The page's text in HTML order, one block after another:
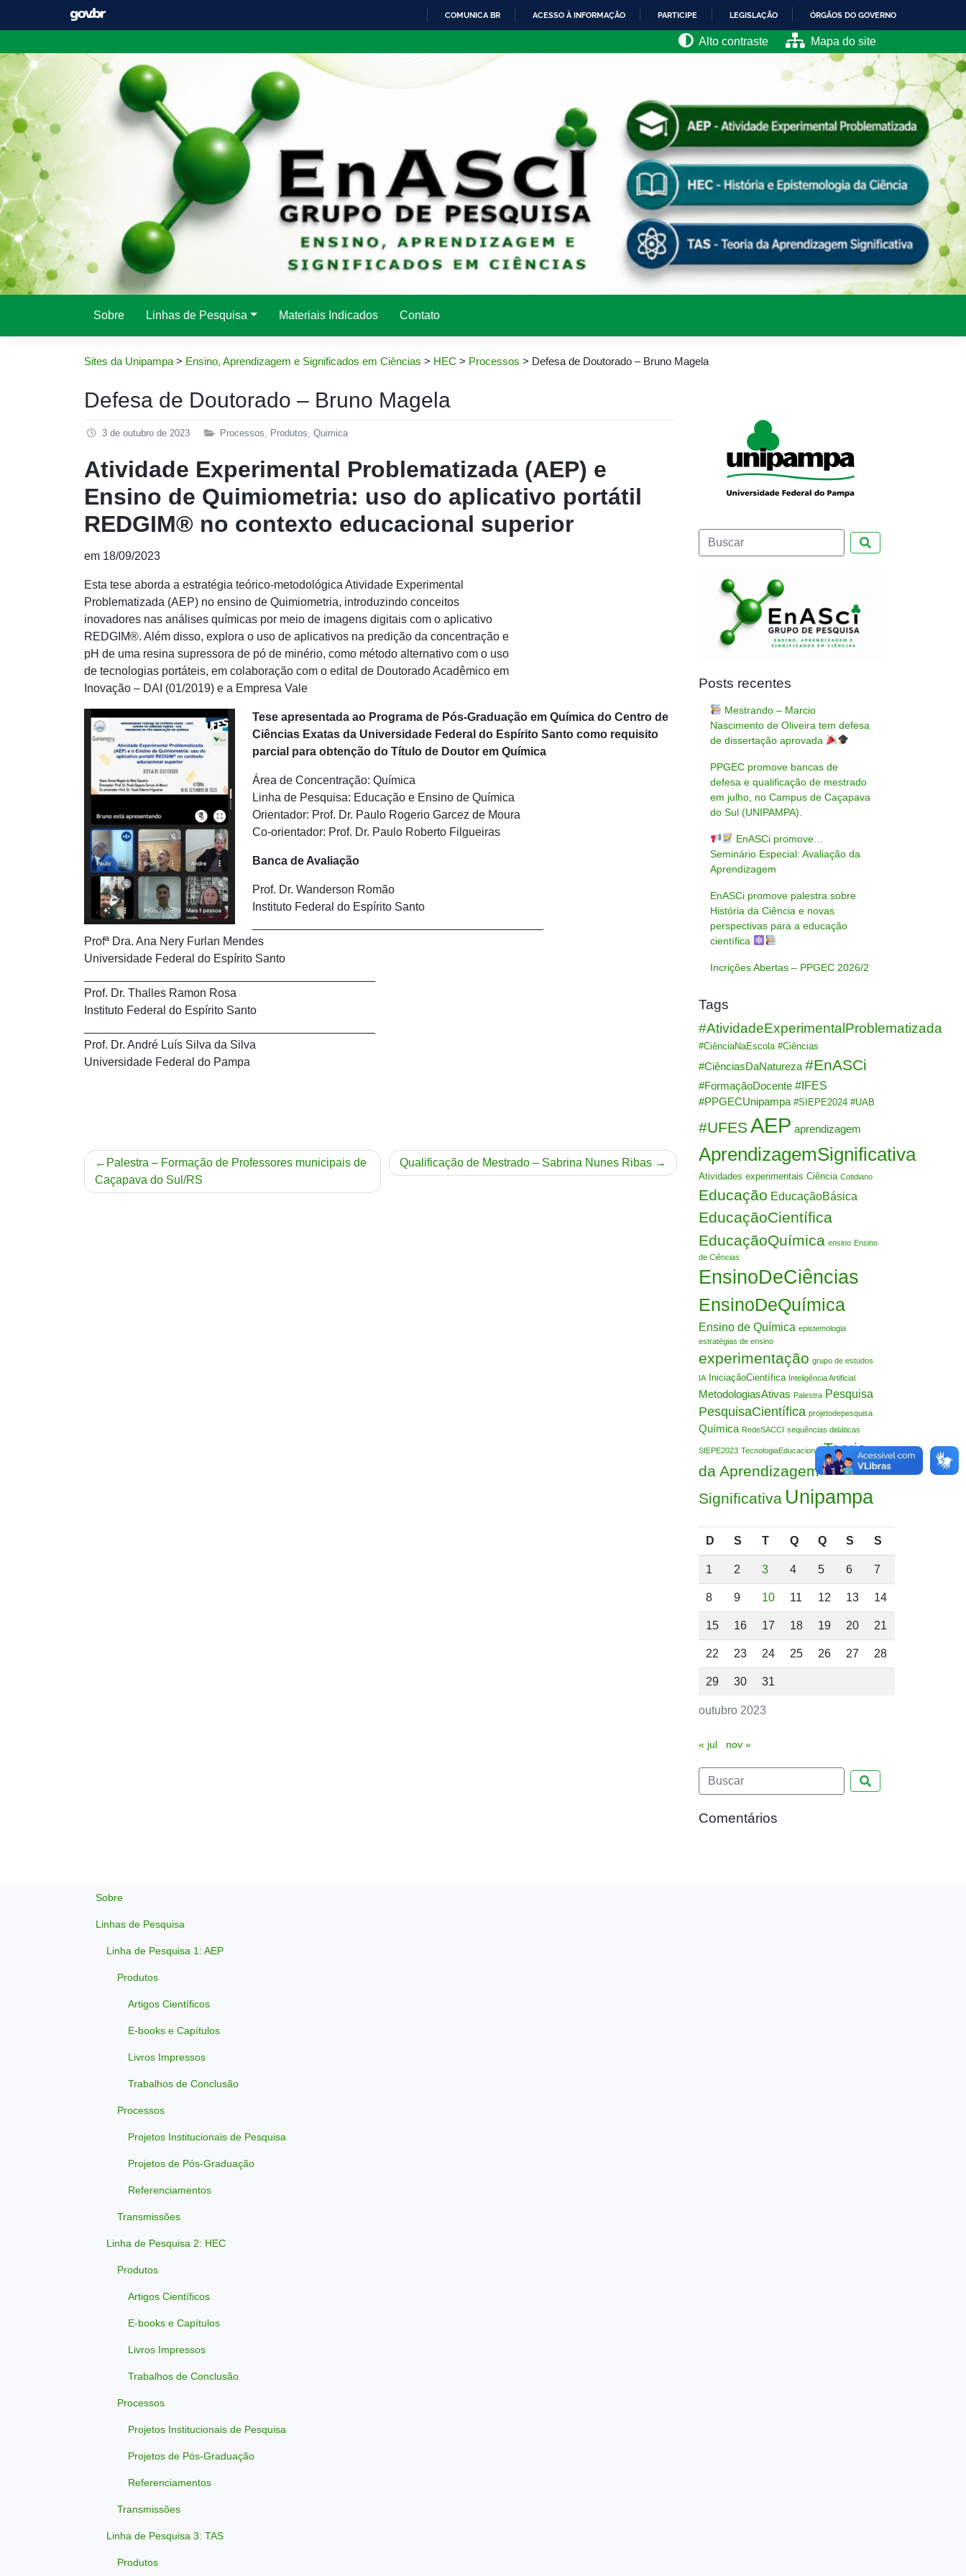
conteúdo
CONTEÚDO
COMUNICA BR ACESSO À INFORMAÇÃO PARTICIPE LEGISLAÇÃO ÓRGÃOS DO GOVERNO
Alto contraste Mapa do site
Sobre Linhas de Pesquisa Materiais Indicados Contato
Sites da Unipampa > Ensino, Aprendizagem e Significados em Ciências > HEC > Processos > Defesa de Doutorado – Bruno Magela
Defesa de Doutorado – Bruno Magela
3 de outubro de 2023 Processos Produtos Quimica
Atividade Experimental Problematizada (AEP) e
Ensino de Quimiometria: uso do aplicativo portátil
REDGIM® no contexto educacional superior
em 18/09/2023
Esta tese aborda a estratégia teórico-metodológica Atividade Experimental
Problematizada (AEP) no ensino de Quimiometria, introduzindo conceitos
inovadores nas análises químicas por meio de imagens digitais com o aplicativo
REDGIM®. Além disso, explora o uso de aplicativos na predição da concentração e
pH de uma resina supressora de pó de minério, como método alternativo com o uso
de tecnologias portáteis, em colaboração com o edital de Doutorado Acadêmico em
Inovação – DAI (01/2019) e a Empresa Vale
Tese apresentada ao Programa de Pós-Graduação em Química do Centro de
Ciências Exatas da Universidade Federal do Espírito Santo como requisito
parcial para obtenção do Título de Doutor em Química
Área de Concentração: Química
Linha de Pesquisa: Educação e Ensino de Química
Orientador: Prof. Dr. Paulo Rogerio Garcez de Moura
Co-orientador: Prof. Dr. Paulo Roberto Filgueiras
Banca de Avaliação
Prof. Dr. Wanderson Romão
Instituto Federal do Espírito Santo
Profª Dra. Ana Nery Furlan Mendes
Universidade Federal do Espírito Santo
Prof. Dr. Thalles Ramon Rosa
Instituto Federal do Espírito Santo
Prof. Dr. André Luís Silva da Silva
Universidade Federal do Pampa
Navegação
de
Palestra – Formação de Professores municipais de
Caçapava do Sul/RS
Qualificação de Mestrado – Sabrina Nunes Ribas
Posts recentes
Mestrando – Marcio
Nascimento de Oliveira tem defesa
de dissertação aprovada
PPGEC promove bancas de
defesa e qualificação de mestrado
em julho, no Campus de Caçapava
do Sul (UNIPAMPA).
EnASCi promove…
Seminário Especial: Avaliação da
Aprendizagem
EnASCi promove palestra sobre
História da Ciência e novas
perspectivas para a educação
científica
Incrições Abertas – PPGEC 2026/2
Tags
#AtividadeExperimentalProblematizada
#CiênciaNaEscola #Ciências
#CiênciasDaNatureza #EnASCi
#FormaçãoDocente #IFES
#PPGECUnipampa #SIEPE2024 #UAB
#UFES AEP aprendizagem
AprendizagemSignificativa
Atividades experimentais Ciência Cotidiano
Educação EducaçãoBásica
EducaçãoCientífica
EducaçãoQuímica ensino Ensino
de Ciências
EnsinoDeCiências
EnsinoDeQuímica
Ensino de Química epistemologia
estratégias de ensino
experimentação grupo de estudos
IA IniciaçãoCientífica Inteligência Artificial
MetodologiasAtivas Palestra Pesquisa
PesquisaCientífica projetodepesquisa
Química RedeSACCI sequências didáticas
SIEPE2023 TecnologiaEducacional Teoria
da Aprendizagem
Significativa Unipampa
outubro 2023
D S T Q Q S S
1 2 3 4 5 6 7
8 9 10 11 12 13 14
15 16 17 18 19 20 21
22 23 24 25 26 27 28
29 30 31
« jul nov »
Comentários
Sobre
Linhas de Pesquisa
Linha de Pesquisa 1: AEP
Produtos
Artigos Científicos
E-books e Capítulos
Livros Impressos
Trabalhos de Conclusão
Processos
Projetos Institucionais de Pesquisa
Projetos de Pós-Graduação
Referenciamentos
Transmissões
Linha de Pesquisa 2: HEC
Produtos
Artigos Científicos
E-books e Capítulos
Livros Impressos
Trabalhos de Conclusão
Processos
Projetos Institucionais de Pesquisa
Projetos de Pós-Graduação
Referenciamentos
Transmissões
Linha de Pesquisa 3: TAS
Produtos